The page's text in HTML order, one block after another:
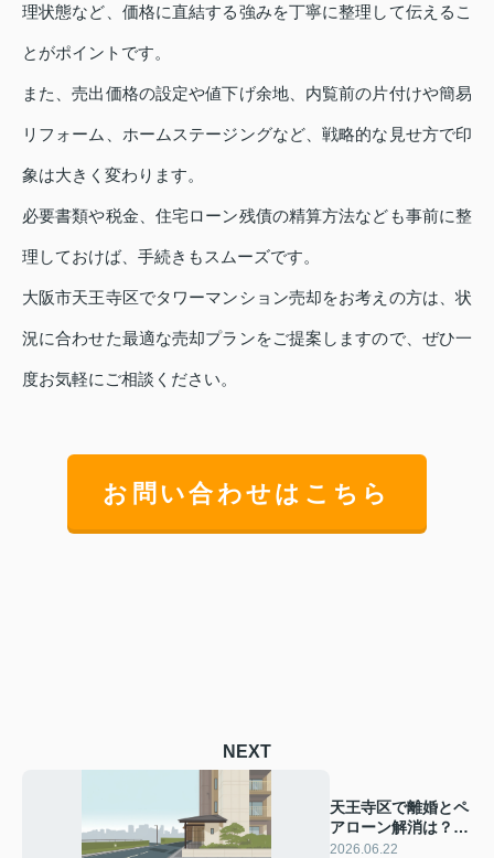
理状態など、価格に直結する強みを丁寧に整理して伝えるこ
とがポイントです。
また、売出価格の設定や値下げ余地、内覧前の片付けや簡易
リフォーム、ホームステージングなど、戦略的な見せ方で印
象は大きく変わります。
必要書類や税金、住宅ローン残債の精算方法なども事前に整
理しておけば、手続きもスムーズです。
大阪市天王寺区でタワーマンション売却をお考えの方は、状
況に合わせた最適な売却プランをご提案しますので、ぜひ一
度お気軽にご相談ください。
お問い合わせはこちら
NEXT
天王寺区で離婚とペ
アローン解消は？不
動産売却の進め方と
2026.06.22